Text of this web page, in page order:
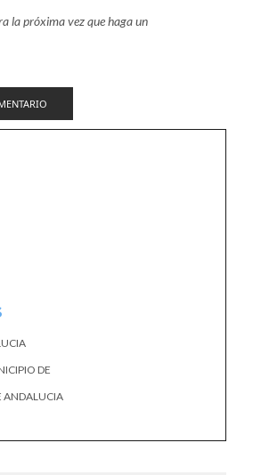
la próxima vez que haga un
DE
ANDALUCIA